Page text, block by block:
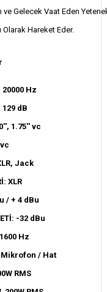
ve Gelecek Vaat Eden
Olarak Hareket Eder.
20000 Hz
129 dB
1.75'' vc
Jack
XLR
/ + 4 dBu
-32 dBu
Hz
Mikrofon / Hat
RMS